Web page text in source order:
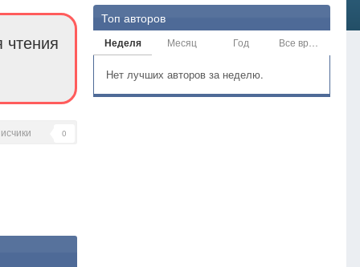
0
Топ авторов
Неделя Месяц Год
Нет лучших авторов за неделю.